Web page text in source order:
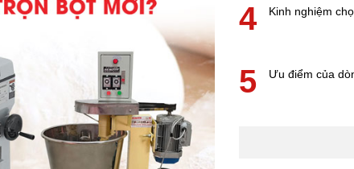
4 Kinh nghiệm
5 Ưu điểm của